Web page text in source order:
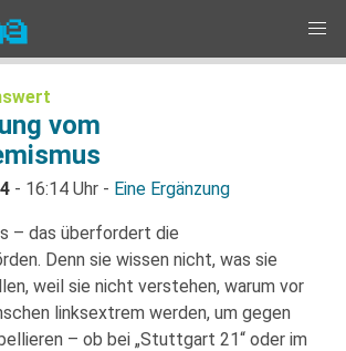
vom
- 16:14 Uhr - Eine Ergänzung
– das überfordert die
Denn sie wissen nicht, was sie
weil sie nicht verstehen, warum vor
linksextrem werden, um gegen
– ob bei „Stuttgart 21“ oder im